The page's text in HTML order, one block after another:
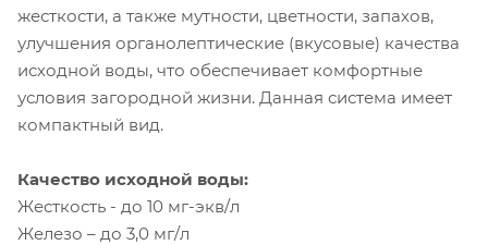
жесткости, а также мутности, цветности, запахов,
улучшения органолептические (вкусовые) качества
исходной воды, что обеспечивает комфортные
условия загородной жизни. Данная система имеет
компактный вид.
Качество исходной воды:
Жесткость - до 10 мг-экв/л
Железо – до 3,0 мг/л